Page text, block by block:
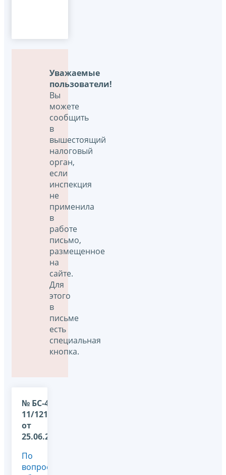
Уважаемые
пользователи!
Вы
можете
сообщить
в
вышестоящий
налоговый
орган,
если
инспекция
не
применила
в
работе
письмо,
размещенное
на
сайте.
Для
этого
в
письме
есть
специальная
кнопка.
№ БС-4-
11/12184@
от
25.06.2018
По
вопросу